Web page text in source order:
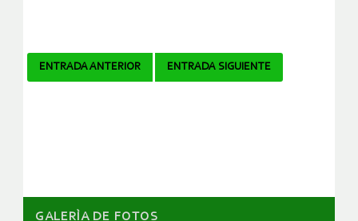
Navegador
ENTRADA ANTERIOR ENTRADA SIGUIENTE
GALERÌA DE FOTOS